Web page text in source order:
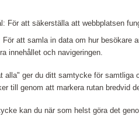
in för att kunna handla
För att säkerställa att webbplatsen
att samla in data om hur besökare
innehållet och navigeringen.
alla" ger du ditt samtycke för
till genom att markera rutan bredvid
kan du när som helst göra det